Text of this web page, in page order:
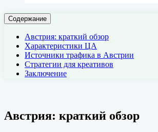
Содержание
Австрия: краткий обзор
Характеристики ЦА
Источники трафика в Австрии
Стратегии для креативов
Заключение
Австрия: краткий обзор